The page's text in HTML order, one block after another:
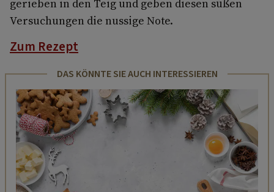
gerieben in den Teig und geben diesen süßen
Versuchungen die nussige Note.
Zum Rezept
DAS KÖNNTE SIE AUCH INTERESSIEREN